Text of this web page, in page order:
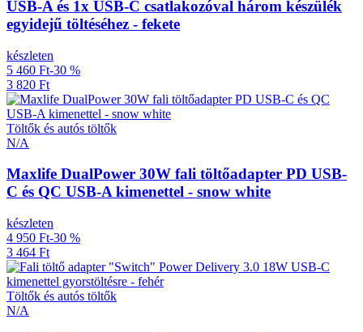
USB-A és 1x USB-C csatlakozóval három készülék
egyidejű töltéséhez - fekete
készleten
5 460 Ft-30 %
3 820 Ft
Töltők és autós töltők
N/A
Maxlife DualPower 30W fali töltőadapter PD USB-
C és QC USB-A kimenettel - snow white
készleten
4 950 Ft-30 %
3 464 Ft
Töltők és autós töltők
N/A